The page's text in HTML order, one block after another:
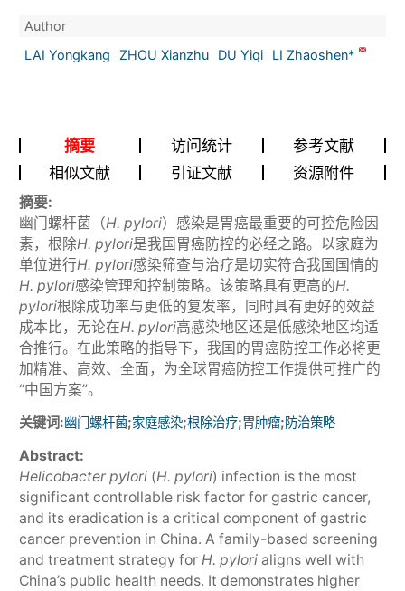
Author
LAI Yongkang
ZHOU Xianzhu DU Yiqi LI Zhaoshen*
摘要 访问统计
参考文献
相似文献
引证文献 资源附件
摘要:
幽门螺杆菌（H. pylori）感染是胃癌最重要的可控危险因
素，根除H. pylori是我国胃癌防控的必经之路。以家庭为
单位进行H. pylori感染筛查与治疗是切实符合我国国情的
H. pylori感染管理和控制策略。该策略具有更高的H.
pylori根除成功率与更低的复发率，同时具有更好的效益
成本比，无论在H. pylori高感染地区还是低感染地区均适
合推行。在此策略的指导下，我国的胃癌防控工作必将更
加精准、高效、全面，为全球胃癌防控工作提供可推广的
“中国方案”。
关键词:幽门螺杆菌;家庭感染;根除治疗;胃肿瘤;防治策略
Abstract:
Helicobacter pylori(H. pylori) infection is the most
significant controllable risk factor for gastric cancer,
and its eradication is a critical component of gastric
cancer prevention in China. A family-based screening
and treatment strategy for H. pylorialigns well with
China’s public health needs. It demonstrates higher